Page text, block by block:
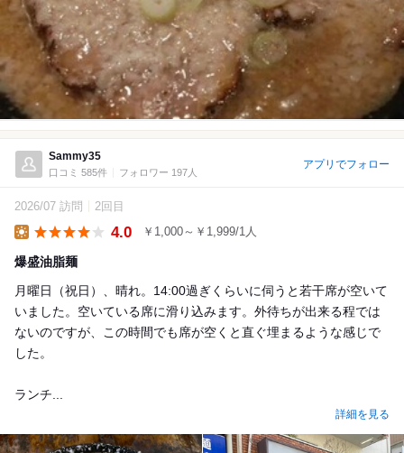
Sammy35
口コミ 585件 フォロワー 197人
アプリでフォロー
2026/07 訪問 2回目
4.0 ￥1,000～￥1,999/1人
爆盛油脂麺
月曜日（祝日）、晴れ。14:00過ぎくらいに伺うと若干席が空いて
いました。空いている席に滑り込みます。外待ちが出来る程では
ないのですが、この時間でも席が空くと直ぐ埋まるような感じで
した。
ランチ...
詳細を見る